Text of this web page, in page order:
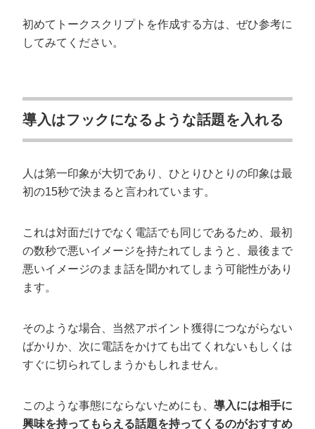
初めてトークスクリプトを作成する方は、ぜひ参考に
してみてください。
導入はフックになるような話題を入れる
人は第一印象が大切であり、ひとりひとりの印象は最
初の15秒で決まると言われています。
これは対面だけでなく電話でも同じであるため、最初
の数秒で悪いイメージを持たれてしまうと、最後まで
悪いイメージのまま話を聞かれてしまう可能性があり
ます。
そのような場合、当然アポイント獲得につながらない
ばかりか、次に電話をかけても出てくれないもしくは
すぐに切られてしまうかもしれません。
このような事態にならないためにも、 導入には相手に
興味を持ってもらえる話題を持ってくるのがおすすめ